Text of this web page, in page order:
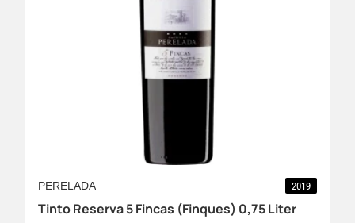
PERELADA 2019
Tinto Reserva 5 Fincas (Finques) 0,75 Liter